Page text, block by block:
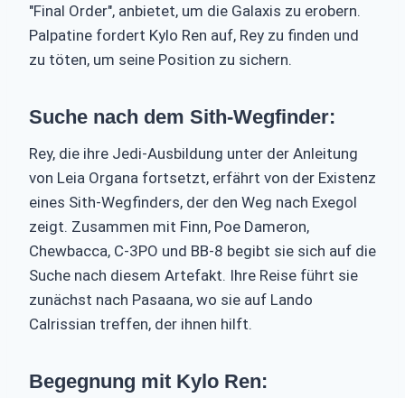
"Final Order", anbietet, um die Galaxis zu erobern.
Palpatine fordert Kylo Ren auf, Rey zu finden und
zu töten, um seine Position zu sichern.
Suche nach dem Sith-Wegfinder:
Rey, die ihre Jedi-Ausbildung unter der Anleitung
von Leia Organa fortsetzt, erfährt von der Existenz
eines Sith-Wegfinders, der den Weg nach Exegol
zeigt. Zusammen mit Finn, Poe Dameron,
Chewbacca, C-3PO und BB-8 begibt sie sich auf die
Suche nach diesem Artefakt. Ihre Reise führt sie
zunächst nach Pasaana, wo sie auf Lando
Calrissian treffen, der ihnen hilft.
Begegnung mit Kylo Ren: